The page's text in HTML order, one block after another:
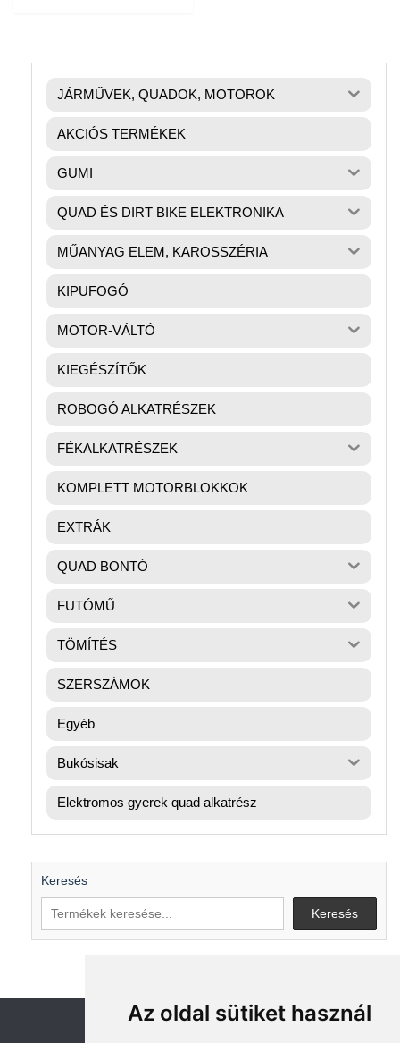
Az oldal sütiket használ
JÁRMŰVEK, QUADOK, MOTOROK
AKCIÓS TERMÉKEK
GUMI
QUAD ÉS DIRT BIKE ELEKTRONIKA
MŰANYAG ELEM, KAROSSZÉRIA
KIPUFOGÓ
MOTOR-VÁLTÓ
KIEGÉSZÍTŐK
ROBOGÓ ALKATRÉSZEK
FÉKALKATRÉSZEK
KOMPLETT MOTORBLOKKOK
EXTRÁK
QUAD BONTÓ
FUTÓMŰ
TÖMÍTÉS
SZERSZÁMOK
Egyéb
Bukósisak
Elektromos gyerek quad alkatrész
Keresés
Keresés